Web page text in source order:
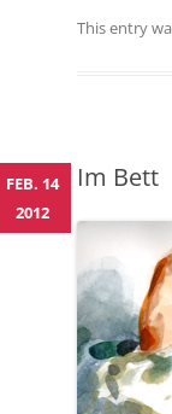
This entry
Im Bett
FEB. 14
2012